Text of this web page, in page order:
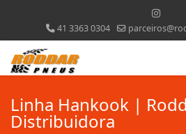
41 3363 0304
Linha Hankook |
Distribuidora